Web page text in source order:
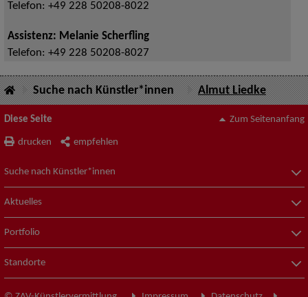
Telefon: +49 228 50208-8022
Assistenz: Melanie Scherfling
Telefon: +49 228 50208-8027
Suche nach Künstler*innen Almut Liedke
Diese Seite
drucken empfehlen
Zum Seitenanfang
Suche nach Künstler*innen
Aktuelles
Portfolio
Standorte